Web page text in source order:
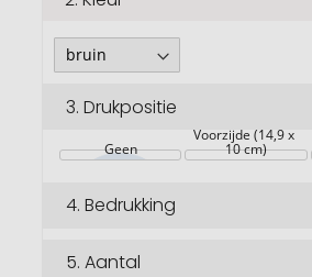
3. Drukpositie
Geen
Voorzijde (14,9 x
10 cm)
4. Bedrukking
5. Aantal